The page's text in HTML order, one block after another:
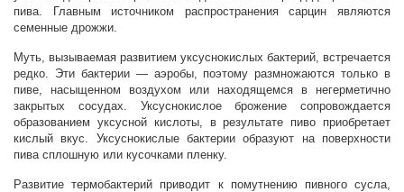
пива. Главным источником распространения сарцин являются
семенные дрожжи.
Муть, вызываемая развитием уксуснокислых бактерий, встречается
редко. Эти бактерии — аэробы, поэтому размножаются только в
пиве, насыщенном воздухом или находящемся в негерметично
закрытых сосудах. Уксуснокислое брожение сопровождается
образованием уксусной кислоты, в результате пиво приобретает
кислый вкус. Уксуснокислые бактерии образуют на поверхности
пива сплошную или кусочками пленку.
Развитие термобактерий приводит к помутнению пивного сусла,